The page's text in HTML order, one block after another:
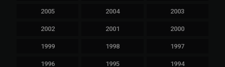
2005 2004 2003
2002 2001 2000
1999 1998 1997
1996 1995 1994